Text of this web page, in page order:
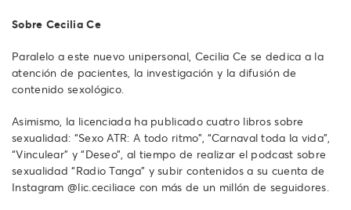
Sobre Cecilia Ce
Paralelo a este nuevo unipersonal, Cecilia Ce se dedica a la
atención de pacientes, la investigación y la difusión de
contenido sexológico.
Asimismo, la licenciada ha publicado cuatro libros sobre
sexualidad: “Sexo ATR: A todo ritmo”, “Carnaval toda la vida”,
“Vinculear” y “Deseo”, al tiempo de realizar el podcast sobre
sexualidad “Radio Tanga” y subir contenidos a su cuenta de
Instagram @lic.ceciliace con más de un millón de seguidores.